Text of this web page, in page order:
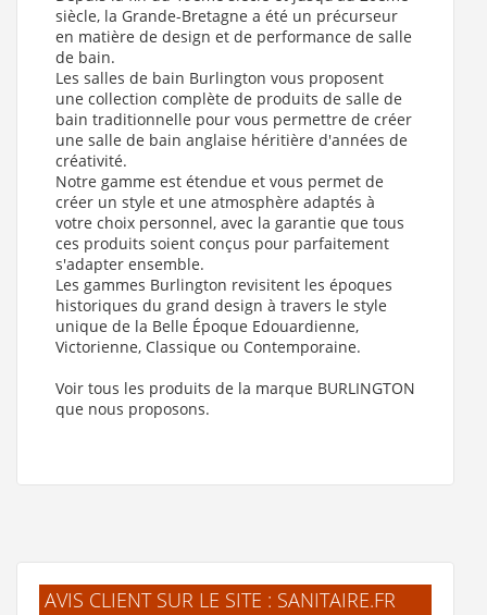
siècle, la Grande-Bretagne a été un précurseur
en matière de design et de performance de salle
de bain.
Les salles de bain Burlington vous proposent
une collection complète de produits de salle de
bain traditionnelle pour vous permettre de créer
une salle de bain anglaise héritière d'années de
créativité.
Notre gamme est étendue et vous permet de
créer un style et une atmosphère adaptés à
votre choix personnel, avec la garantie que tous
ces produits soient conçus pour parfaitement
s'adapter ensemble.
Les gammes Burlington revisitent les époques
historiques du grand design à travers le style
unique de la Belle Époque Edouardienne,
Victorienne, Classique ou Contemporaine.
Voir tous les produits de la marque BURLINGTON
que nous proposons.
AVIS CLIENT SUR LE SITE : SANITAIRE.FR